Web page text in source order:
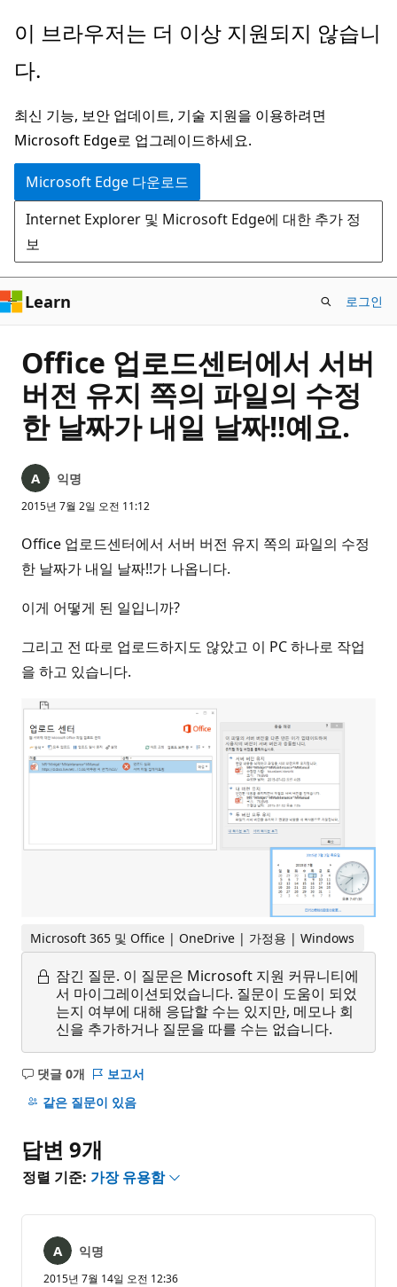
주
콘
츠
로
건
너
뛰
기
이 브라우저는 더 이상 지원되지 않습니
다.
최신 기능, 보안 업데이트, 기술 지원을 이용하려면
Microsoft Edge로 업그레이드하세요.
Microsoft Edge 다운로드
Internet Explorer 및 Microsoft Edge에 대한 추가 정
보
Learn 로그인
Office 업로드센터에서 서버
버전 유지 쪽의 파일의 수정
한 날짜가 내일 날짜!!예요.
익명
2015년 7월 2일 오전 11:12
Office 업로드센터에서 서버 버전 유지 쪽의 파일의 수정
한 날짜가 내일 날짜!!가 나옵니다.
이게 어떻게 된 일입니까?
그리고 전 따로 업로드하지도 않았고 이 PC 하나로 작업
을 하고 있습니다.
Microsoft 365 및 Office | OneDrive | 가정용 | Windows
잠긴 질문. 이 질문은 Microsoft 지원 커뮤니티에
서 마이그레이션되었습니다. 질문이 도움이 되었
는지 여부에 대해 응답할 수는 있지만, 메모나 회
신을 추가하거나 질문을 따를 수는 없습니다.
댓글 0개
설
명
음
보고서
같은 질문이 있음
답변 9개
정렬 기준: 가장 유용함
익명
2015년 7월 14일 오전 12:36